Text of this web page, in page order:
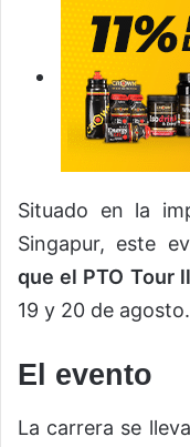
Situado en la
Singapur, este
que el PTO Tour
19 y 20 de agosto.
El evento
La carrera se